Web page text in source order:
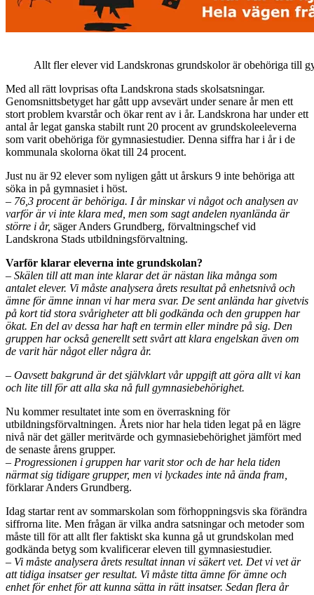
Allt fler elever vid Landskronas grundskolor är obehöriga till
Med all rätt lovprisas ofta Landskrona stads skolsatsningar.
Genomsnittsbetyget har gått upp avsevärt under senare år men ett
stort problem kvarstår och ökar rent av i år. Landskrona har under ett
antal år legat ganska stabilt runt 20 procent av grundskoleeleverna
som varit obehöriga för gymnasiestudier. Denna siffra har i år i de
kommunala skolorna ökat till 24 procent.
Just nu är 92 elever som nyligen gått ut årskurs 9 inte behöriga att
söka in på gymnasiet i höst.
– 76,3 procent är behöriga. I år minskar vi något och analysen av
varför är vi inte klara med, men som sagt andelen nyanlända är
större i år, säger Anders Grundberg, förvaltningschef vid
Landskrona Stads utbildningsförvaltning.
Varför klarar eleverna inte grundskolan?
– Skälen till att man inte klarar det är nästan lika många som
antalet elever. Vi måste analysera årets resultat på enhetsnivå och
ämne för ämne innan vi har mera svar. De sent anlända har givetvis
på kort tid stora svårigheter att bli godkända och den gruppen har
ökat. En del av dessa har haft en termin eller mindre på sig. Den
gruppen har också generellt sett svårt att klara engelskan även om
de varit här något eller några år.
– Oavsett bakgrund är det självklart vår uppgift att göra allt vi kan
och lite till för att alla ska nå full gymnasiebehörighet.
Nu kommer resultatet inte som en överraskning för
utbildningsförvaltningen. Årets nior har hela tiden legat på en lägre
nivå när det gäller meritvärde och gymnasiebehörighet jämfört med
de senaste årens grupper.
– Progressionen i gruppen har varit stor och de har hela tiden
närmat sig tidigare grupper, men vi lyckades inte nå ända fram,
förklarar Anders Grundberg.
Idag startar rent av sommarskolan som förhoppningsvis ska förändra
siffrorna lite. Men frågan är vilka andra satsningar och metoder som
måste till för att allt fler faktiskt ska kunna gå ut grundskolan med
godkända betyg som kvalificerar eleven till gymnasiestudier.
– Vi måste analysera årets resultat innan vi säkert vet. Det vi vet är
att tidiga insatser ger resultat. Vi måste titta ämne för ämne och
enhet för enhet för att kunna sätta in rätt insatser. Sedan flera år